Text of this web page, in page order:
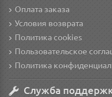
Оплата заказа
Условия возврата
Политика cookies
Пользовательское
Политика
Служба